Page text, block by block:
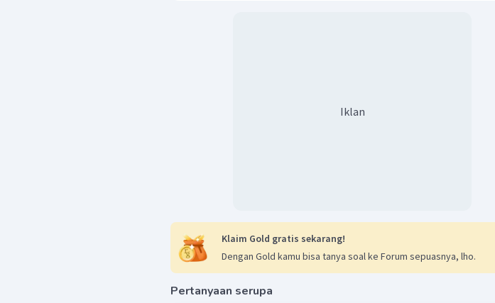
Iklan
Klaim Gold gratis sekarang!
Dengan Gold kamu bisa tanya soal ke Forum sepuasnya, lho.
Pertanyaan serupa